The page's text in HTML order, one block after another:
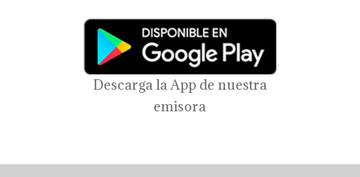
Descarga la App de nuestra
emisora